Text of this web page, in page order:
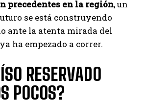
precedentes en la región, un
se está construyendo
ante la atenta mirada del
ha empezado a correr.
RESERVADO
POCOS?